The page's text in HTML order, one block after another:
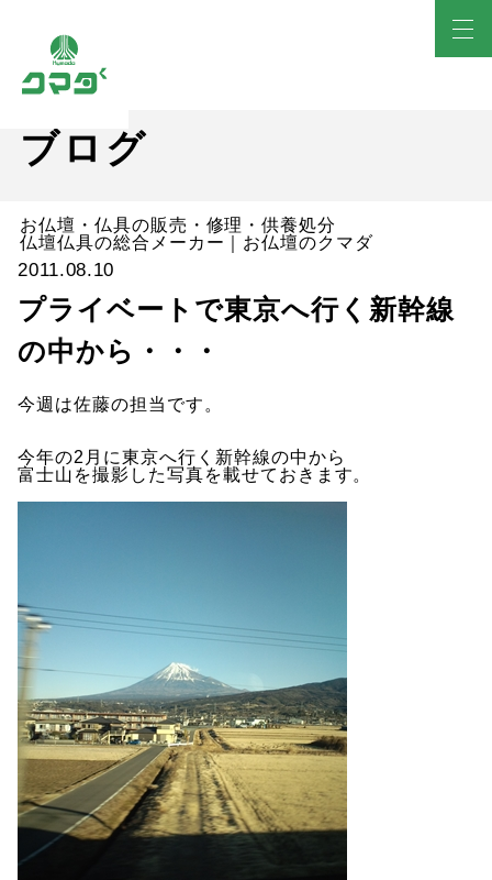
ブログ
お仏壇・仏具の販売・修理・供養処分
仏壇仏具の総合メーカー｜お仏壇のクマダ
2011.08.10
プライベートで東京へ行く新幹線
の中から・・・
今週は佐藤の担当です。
今年の2月に東京へ行く新幹線の中から
富士山を撮影した写真を載せておきます。